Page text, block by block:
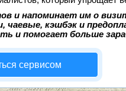
и напоминает им о
чаевые, кэшбэк и
и помогает больше
сервисом